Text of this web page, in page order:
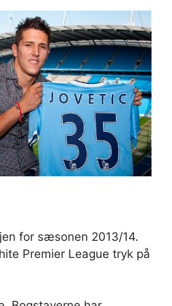
for sæsonen 2013/14.
Premier League tryk på